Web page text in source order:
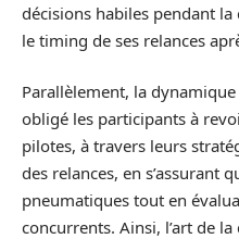
décisions habiles pendant
le timing de ses relances
Parallèlement, la
obligé les participants à
pilotes, à travers leurs
des relances, en s’assurant
pneumatiques tout en
concurrents. Ainsi, l’art de